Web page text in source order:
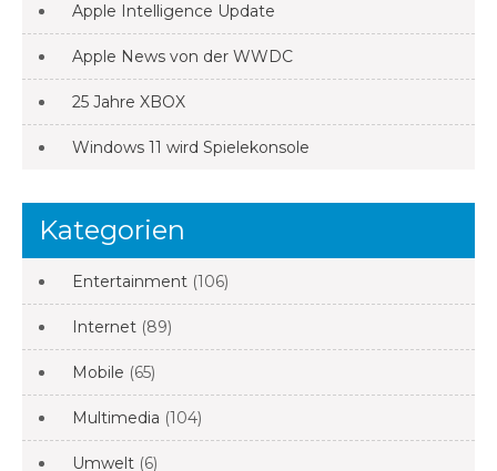
Apple Intelligence Update
Apple News von der WWDC
25 Jahre XBOX
Windows 11 wird Spielekonsole
Kategorien
Entertainment (106)
Internet (89)
Mobile (65)
Multimedia (104)
Umwelt (6)